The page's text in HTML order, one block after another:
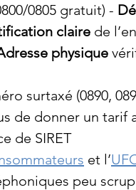
0805 gratuit) -
claire de
physique
surtaxé (0890,
de donner un tarif
de SIRET
et l’
peu